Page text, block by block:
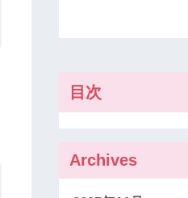
目次
Archives